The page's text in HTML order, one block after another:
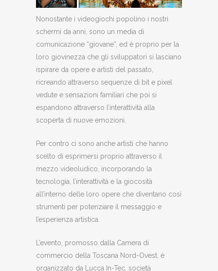
Nonostante i videogiochi popolino i nostri
schermi da anni, sono un media di
comunicazione “giovane”, ed è proprio per la
loro giovinezza che gli sviluppatori si lasciano
ispirare da opere e artisti del passato,
ricreando attraverso sequenze di bit e pixel
vedute e sensazioni familiari che poi si
espandono attraverso l’interattività alla
scoperta di nuove emozioni.
Per contro ci sono anche artisti che hanno
scelto di esprimersi proprio attraverso il
mezzo videoludico, incorporando la
tecnologia, l’interattività e la giocosità
all’interno delle loro opere che diventano così
strumenti per potenziare il messaggio e
l’esperienza artistica.
L’evento, promosso dalla Camera di
commercio della Toscana Nord-Ovest, è
organizzato da Lucca In-Tec, società